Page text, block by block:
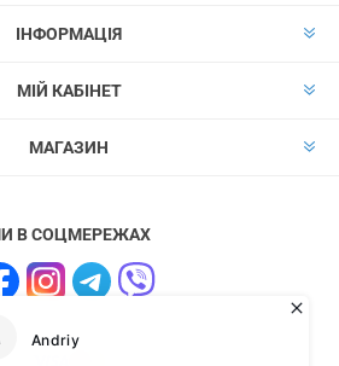
ІНФОРМАЦІЯ
МІЙ КАБІНЕТ
МАГАЗИН
В СОЦМЕРЕЖАХ